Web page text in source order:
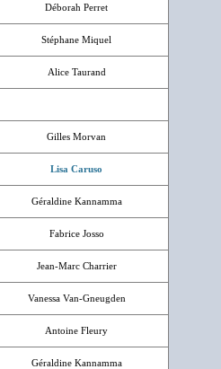
Déborah Perret
Stéphane Miquel
Alice Taurand
Gilles Morvan
Lisa Caruso
Géraldine Kannamma
Fabrice Josso
Jean-Marc Charrier
Vanessa Van-Gneugden
Antoine Fleury
Géraldine Kannamma